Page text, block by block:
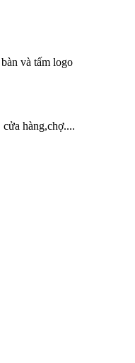
và tấm logo
hàng,chợ....